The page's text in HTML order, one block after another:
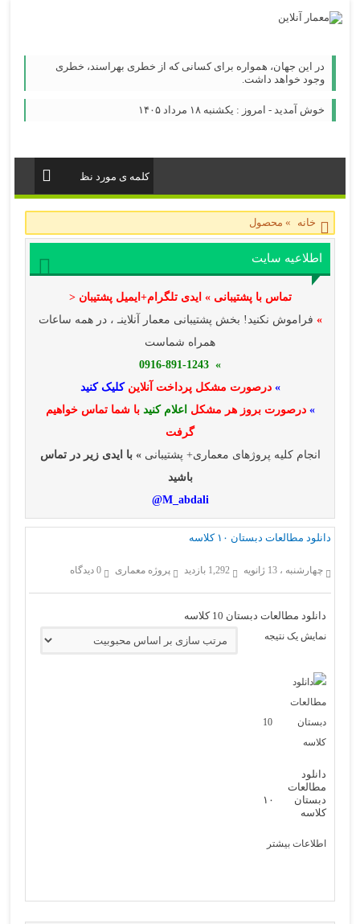
در این جهان، همواره برای كسانی كه از خطری بهراسند، خطری
وجود خواهد داشت.
خوش آمدید - امروز : یکشنبه ۱۸ مرداد ۱۴۰۵
خانه » محصول
اطلاعیه سایت
تماس با پشتیبانی » ایدی تلگرام+ایمیل پشتیبان <
» فراموش نکنید! بخش پشتیبانی معمار آنلاینـ ، در همه ساعات
همراه شماست
» 0916-891-1243
» درصورت مشکل پرداخت آنلاینکلیک کنید
» درصورت بروز هر مشکل اعلام کنید با شما تماس خواهیم
گرفت
انجام کلیه پروژهای معماری+ پشتیبانی» با ایدی زیر در تماس
باشید
M_abdali@
دانلود مطالعات دبستان ۱۰ کلاسه
چهارشنبه ، 13 ژانویه 1,292 بازدید پروژه معماری 0 دیدگاه
دانلود مطالعات دبستان 10 کلاسه
نمایش یک نتیجه
دانلود
مطالعات
دبستان ۱۰
کلاسه
اطلاعات بیشتر